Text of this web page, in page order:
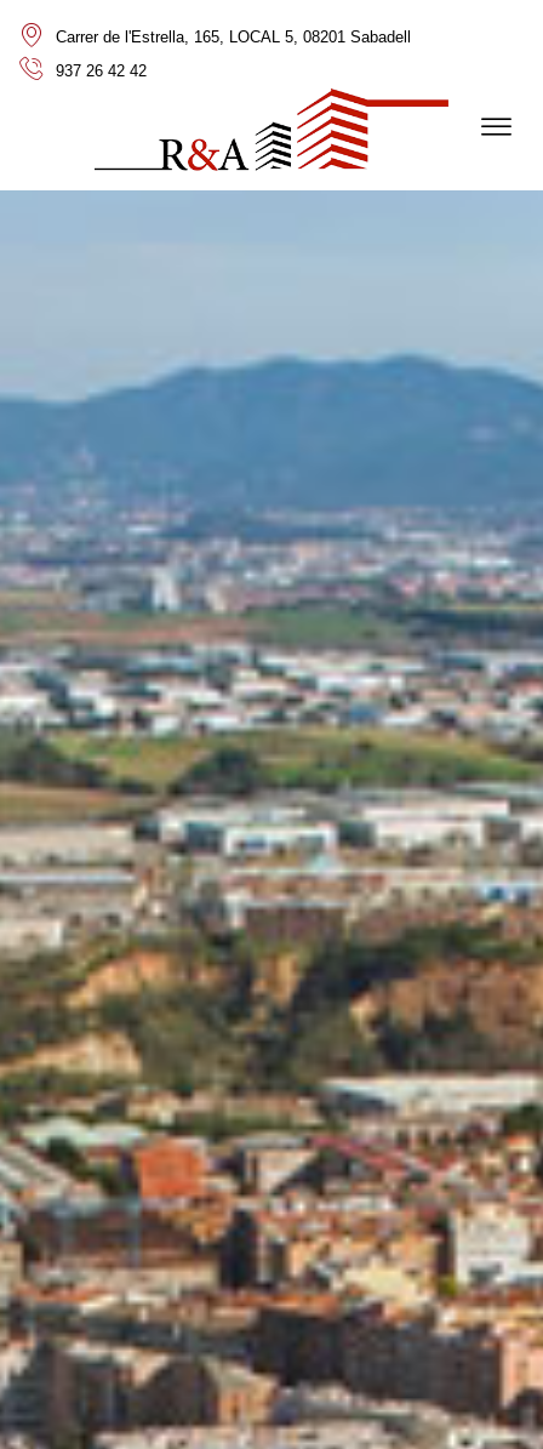
Carrer de l'Estrella, 165, LOCAL 5, 08201 Sabadell
937 26 42 42